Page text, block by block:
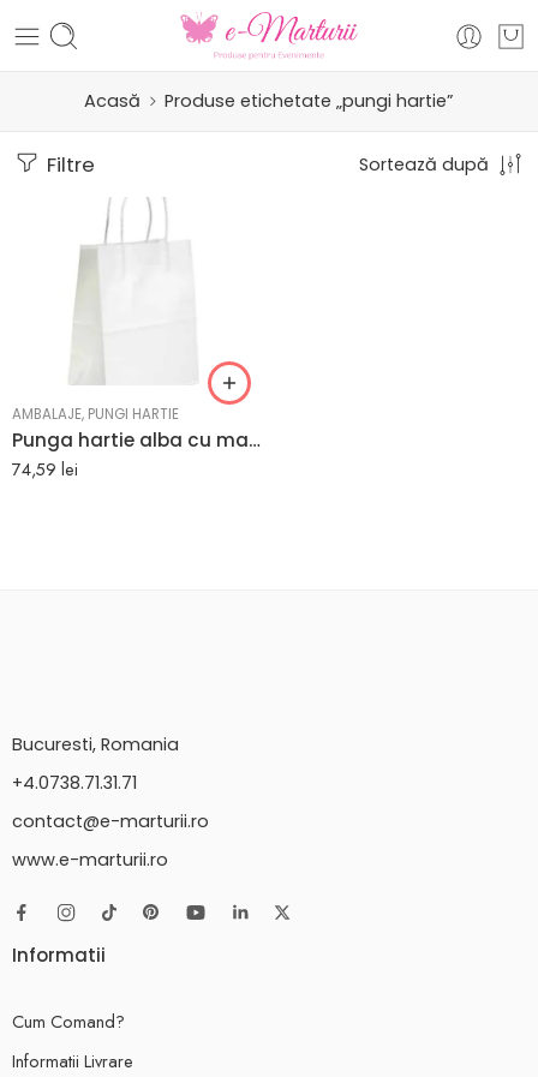
Acasă Produse etichetate „pungi hartie”
Filtre Sortează după
AMBALAJE, PUNGI HARTIE
Punga hartie alba cu maner sfoara – 16x9x21 cm – 100 buc.
74,59 lei
Bucuresti, Romania
+4.0738.71.31.71
contact@e-marturii.ro
www.e-marturii.ro
Informatii
Cum Comand?
Informatii Livrare